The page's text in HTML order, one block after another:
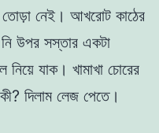
তোড়া নেই। আখরোট কাঠের
নি উপর সস্তার একটা
নিয়ে যাক। খামাখা চোরের
দিলাম লেজ পেতে।